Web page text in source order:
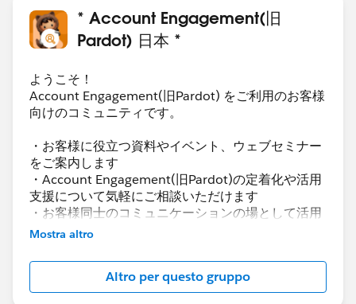
* Account Engagement(旧
Pardot) 日本 *
ようこそ！
Account Engagement(旧Pardot) をご利用のお客様
向けのコミュニティです。
・お客様に役立つ資料やイベント、ウェブセミナー
をご案内します
・Account Engagement(旧Pardot)の定着化や活用
支援について気軽にご相談いただけます
・お客様同士のコミュニケーションの場として活用
いただけます
Account Engagement(旧Pardot)に関する総合コミ
ュニティとしてお役立てください！
Mostra altro
Altro per questo gruppo